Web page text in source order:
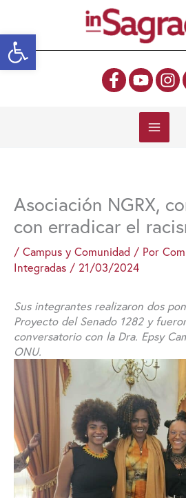
Abrir barra de herramientas
contenido
Asociación NGRX,
con erradicar el
/ Campus y Comunidad / Por
Integradas / 21/03/2024
Sus integrantes realizaron dos
Proyecto del Senado 1282 y
conversatorio con la Dra. Epsy
ONU.